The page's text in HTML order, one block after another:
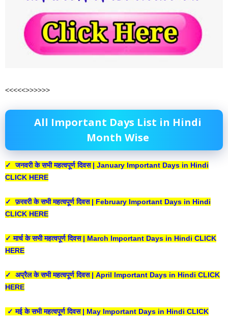
<<<<<>>>>>>
All Important Days List in Hindi
Month Wise
✓ जनवरी के सभी महत्वपूर्ण दिवस | January Important Days in Hindi
CLICK HERE
✓ फ़रवरी के सभी महत्वपूर्ण दिवस | February Important Days in Hindi
CLICK HERE
✓ मार्च के सभी महत्वपूर्ण दिवस | March Important Days in Hindi CLICK
HERE
✓ अप्रैल के सभी महत्वपूर्ण दिवस | April Important Days in Hindi CLICK
HERE
✓ मई के सभी महत्वपूर्ण दिवस | May Important Days in Hindi CLICK